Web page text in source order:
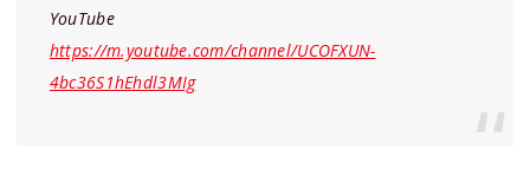
YouTube
https://m.youtube.com/channel/UCOFXUN-
4bc36S1hEhdl3MIg